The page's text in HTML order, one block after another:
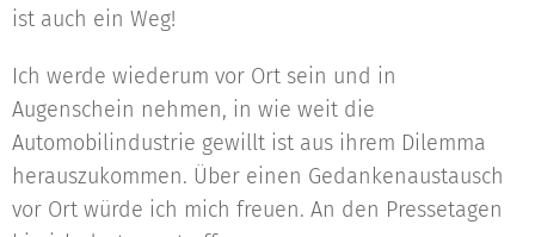
ist auch ein Weg!
Ich werde wiederum vor Ort sein und in
Augenschein nehmen, in wie weit die
Automobilindustrie gewillt ist aus ihrem Dilemma
herauszukommen. Über einen Gedankenaustausch
vor Ort würde ich mich freuen. An den Pressetagen